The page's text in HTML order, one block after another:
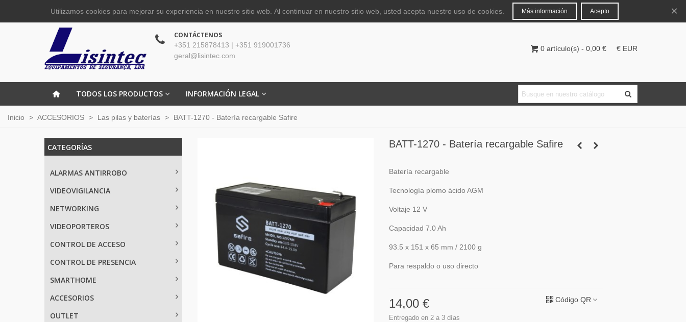
Español Iniciar sesión
CONTÁCTENOS
+351 215878413 | +351 919001736
geral@lisintec.com
0 artículo(s) - 0,00 € € EUR
TODOS LOS PRODUCTOS INFORMACIÓN LEGAL
Inicio > ACCESORIOS > Las pilas y baterías > BATT-1270 - Batería recargable Safire
CATEGORÍAS
ALARMAS ANTIRROBO
VIDEOVIGILANCIA
NETWORKING
VIDEOPORTEROS
CONTROL DE ACCESO
CONTROL DE PRESENCIA
SMARTHOME
ACCESORIOS
OUTLET
BATT-1270 - Batería recargable Safire
Batería recargable
Tecnología plomo ácido AGM
Voltaje 12 V
Capacidad 7.0 Ah
93.5 x 151 x 65 mm / 2100 g
Para respaldo o uso directo
14,00 €
Entregado en 2 a 3 días
Código QR
Utilizamos cookies para mejorar su experiencia en nuestro sitio web. Al continuar en nuestro sitio web, usted acepta nuestro uso de cookies. Más información Acepto ×